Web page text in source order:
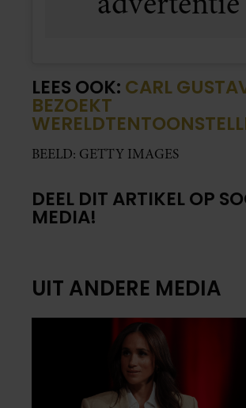
LEES OOK: CARL
BEZOEKT
BEELD: GETTY IMAGES
DEEL DIT ARTIKEL OP
MEDIA!
UIT ANDERE MEDIA